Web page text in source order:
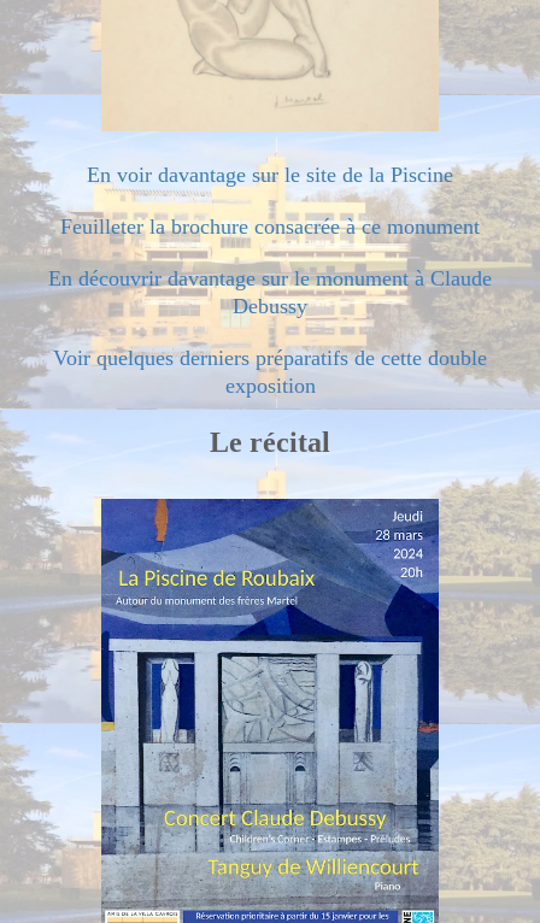
En voir davantage sur le site de la Piscine
Feuilleter la brochure consacrée à ce monument
En découvrir davantage sur le monument à Claude
Debussy
Voir quelques derniers préparatifs de cette double
exposition
Le récital